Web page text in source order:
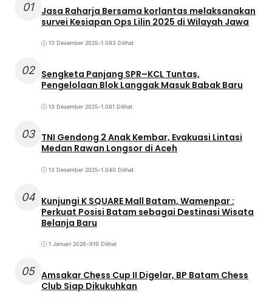
01
Jasa Raharja Bersama korlantas melaksanakan
survei Kesiapan Ops Lilin 2025 di Wilayah Jawa
13 Desember 2025•1.093 Dilihat
02 Sengketa Panjang SPR–KCL Tuntas,
Pengelolaan Blok Langgak Masuk Babak Baru
13 Desember 2025•1.081 Dilihat
03 TNI Gendong 2 Anak Kembar, Evakuasi Lintasi
Medan Rawan Longsor di Aceh
13 Desember 2025•1.040 Dilihat
04 Kunjungi K SQUARE Mall Batam, Wamenpar :
Perkuat Posisi Batam sebagai Destinasi Wisata
Belanja Baru
1 Januari 2026•919 Dilihat
05 Amsakar Chess Cup II Digelar, BP Batam Chess
Club Siap Dikukuhkan